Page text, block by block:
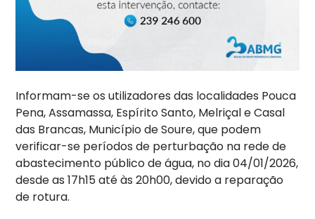
Informam-se os utilizadores das localidades Pouca
Pena, Assamassa, Espírito Santo, Melriçal e Casal
das Brancas, Município de Soure, que podem
verificar-se períodos de perturbação na rede de
abastecimento público de água, no dia 04/01/2026,
desde as 17h15 até às 20h00, devido a reparação
de rotura.